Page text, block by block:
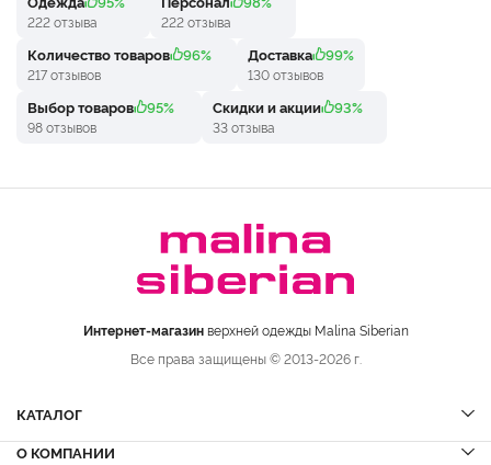
222 отзыва 222 отзыва
Количество товаров 96%
217 отзывов
Доставка 99%
130 отзывов
Выбор товаров 95%
98 отзывов
Скидки и акции 93%
33 отзыва
Интернет-магазинверхней одежды Malina Siberian
Все права защищены © 2013-2026 г.
КАТАЛОГ
Шубы
О КОМПАНИИ